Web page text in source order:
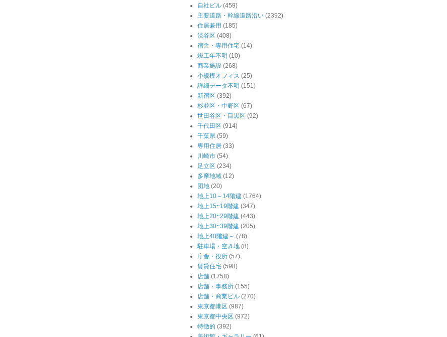
自社ビル (459)
主要道路・幹線道路沿い (2392)
住居兼用 (185)
渋谷区 (408)
宿舎・専用住宅 (14)
竣工年不明 (10)
商業施設 (268)
小規模オフィス (25)
詳細データ不明 (151)
新宿区 (392)
杉並区・中野区 (67)
世田谷区・目黒区 (92)
千代田区 (914)
千葉県 (59)
専用住居 (33)
川崎市 (54)
足立区 (234)
多摩地域 (12)
団地 (20)
地上10～14階建 (1764)
地上15~19階建 (347)
地上20~29階建 (443)
地上30~39階建 (205)
地上40階建～ (78)
駐車場・空き地 (8)
庁舎・役所 (57)
賃貸住宅 (598)
店舗 (1758)
店舗・事務所 (155)
店舗・商業ビル (270)
東京都港区 (987)
東京都中央区 (972)
特徴的 (392)